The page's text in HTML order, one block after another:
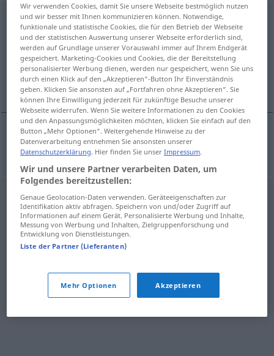
borec m
Übersicht aller Übersetzungen
(Für mehr Details die Übersetzung anklicken/antippen)
Wettkämpfer
Wettkämpfer borec
Wir verwenden Cookies, damit Sie unsere Webseite bestmöglich nutzen
und wir besser mit Ihnen kommunizieren können. Notwendige,
funktionale und statistische Cookies, die für den Betrieb der Webseite
und der statistischen Auswertung unserer Webseite erforderlich sind,
werden auf Grundlage unserer Vorauswahl immer auf Ihrem Endgerät
gespeichert. Marketing-Cookies und Cookies, die der Bereitstellung
personalisierter Werbung dienen, werden nur gespeichert, wenn Sie uns
durch einen Klick auf den „Akzeptieren“-Button Ihr Einverständnis
geben. Klicken Sie ansonsten auf „Fortfahren ohne Akzeptieren“. Sie
können Ihre Einwilligung jederzeit für zukünftige Besuche unserer
Webseite widerrufen. Wenn Sie weitere Informationen zu den Cookies
und den Anpassungsmöglichkeiten möchten, klicken Sie einfach auf den
Button „Mehr Optionen“. Weitergehende Hinweise zu der
Datenverarbeitung entnehmen Sie ansonsten unserer
Datenschutzerklärung. Hier finden Sie unserImpressum.
Wir und unsere Partner verarbeiten Daten, um
Folgendes bereitzustellen:
Genaue Geolocation-Daten verwenden. Geräteeigenschaften zur
Identifikation aktiv abfragen. Speichern von und/oder Zugriff auf
Informationen auf einem Gerät. Personalisierte Werbung und Inhalte,
Messung von Werbung und Inhalten, Zielgruppenforschung und
Entwicklung von Dienstleistungen.
Liste der Partner (Lieferanten)
Mehr Optionen Akzeptieren